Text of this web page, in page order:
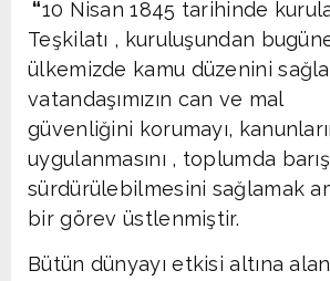
“10 Nisan 1845 tarihinde
Teşkilatı , kuruluşundan
ülkemizde kamu düzenini
vatandaşımızın can ve mal
güvenliğini korumayı,
uygulanmasını , toplumda
sürdürülebilmesini sağlamak
bir görev üstlenmiştir.
Bütün dünyayı etkisi altına